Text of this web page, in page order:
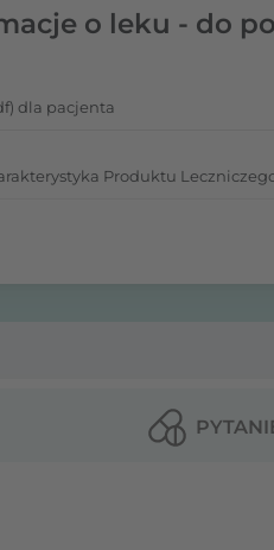
o leku - do
dla pacjenta
Produktu